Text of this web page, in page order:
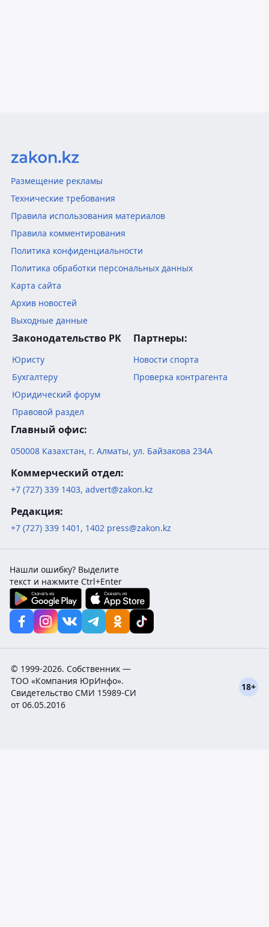
Размещение рекламы
Технические требования
Правила использования материалов
Правила комментирования
Политика конфиденциальности
Политика обработки персональных данных
Карта сайта
Архив новостей
Выходные данные
Законодательство РК
Юристу
Бухгалтеру
Юридический форум
Правовой раздел
Партнеры:
Новости спорта
Проверка контрагента
Главный офис:
050008 Казахстан, г. Алматы, ул. Байзакова 234А
Коммерческий отдел:
+7 (727) 339 1403, advert@zakon.kz
Редакция:
+7 (727) 339 1401 , 1402 press@zakon.kz
Нашли ошибку? Выделите
текст и нажмите Ctrl+Enter
© 1999-2026. Собственник —
ТОО «Компания ЮрИнфо».
Cвидетельство СМИ 15989-СИ
от 06.05.2016
18+